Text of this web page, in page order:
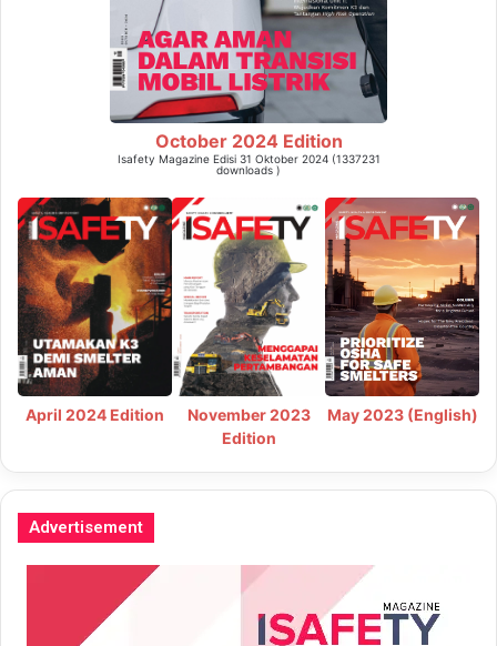
October 2024 Edition
Isafety Magazine Edisi 31 Oktober 2024 (1337231
downloads )
April 2024 Edition
November 2023
Edition
May 2023 (English)
Advertisement